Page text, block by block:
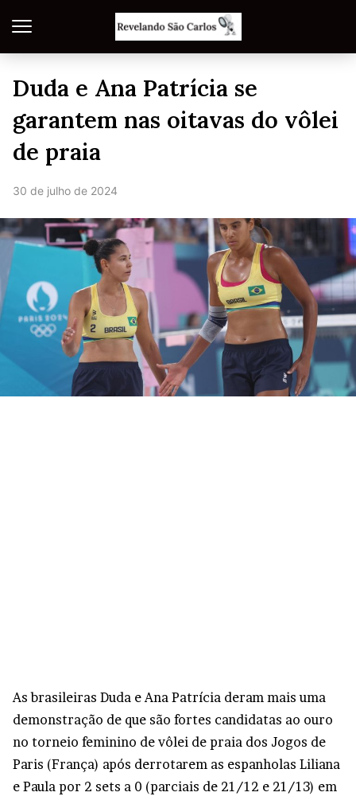
Duda e Ana Patrícia se
garantem nas oitavas do vôlei
de praia
30 de julho de 2024
As brasileiras Duda e Ana Patrícia deram mais uma
demonstração de que são fortes candidatas ao ouro
no torneio feminino de vôlei de praia dos Jogos de
Paris (França) após derrotarem as espanholas Liliana
e Paula por 2 sets a 0 (parciais de 21/12 e 21/13) em